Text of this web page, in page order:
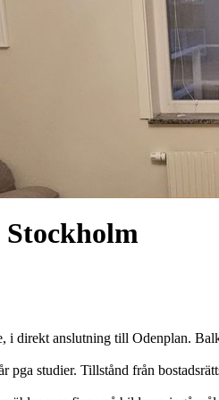
i direkt anslutning till Odenplan.
pga studier. Tillstånd från